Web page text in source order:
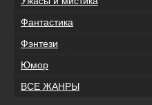
Фантастика
Фэнтези
Юмор
ВСЕ ЖАНРЫ